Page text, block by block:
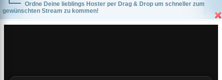
Ordne Deine lieblings Hoster per Drag & Drop um schneller zum
gewünschten Stream zu kommen!